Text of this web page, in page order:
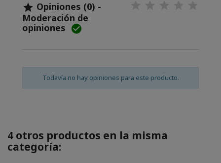
 Opiniones (0) -
Moderación de
opiniones 
Todavía no hay opiniones para este producto.
4 otros productos en la misma
categoría: